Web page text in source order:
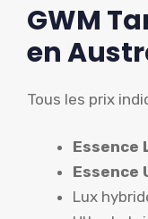
GWM
en
Tous les prix
Essence
Essence
Lux